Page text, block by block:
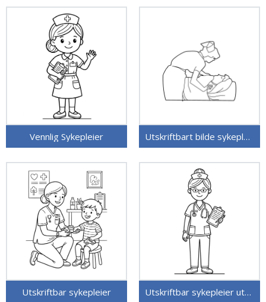
Vennlig Sykepleier Utskriftbart bilde sykepleier
Utskriftbar sykepleier Utskriftbar sykepleier uten kostnad